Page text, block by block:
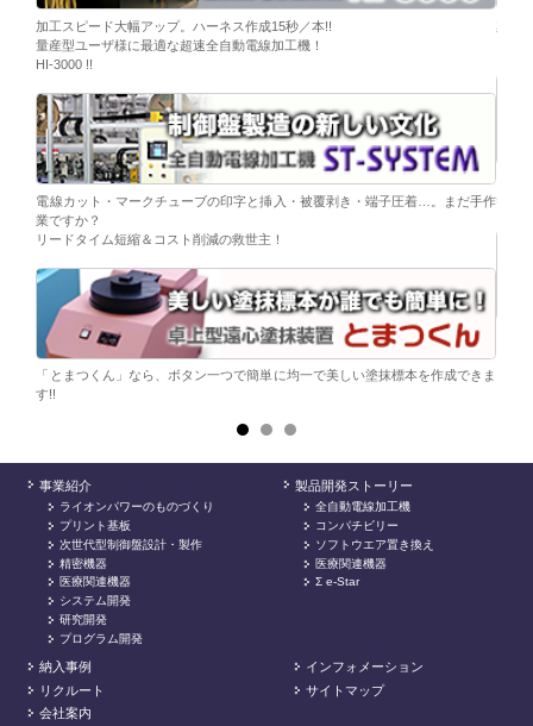
ブ挿
載。
加工スピード大幅アップ。ハーネス作成15秒／本!!
量産型ユーザ様に最適な超速全自動電線加工機！
HI-3000 !!
電線カット・マークチューブの印字と挿入・被覆剥き・端子圧着…。まだ手作
業ですか？
リードタイム短縮＆コスト削減の救世主！
「とまつくん」なら、ボタン一つで簡単に均一で美しい塗抹標本を作成できま
す!!
染色
事業紹介
ライオンパワーのものづくり
プリント基板
次世代型制御盤設計・製作
精密機器
医療関連機器
システム開発
研究開発
プログラム開発
製品開発ストーリー
全自動電線加工機
コンパチビリー
ソフトウエア置き換え
医療関連機器
Σ e-Star
納入事例
リクルート
会社案内
インフォメーション
サイトマップ